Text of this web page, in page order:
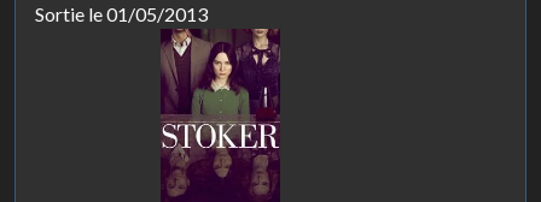
Sortie le 01/05/2013